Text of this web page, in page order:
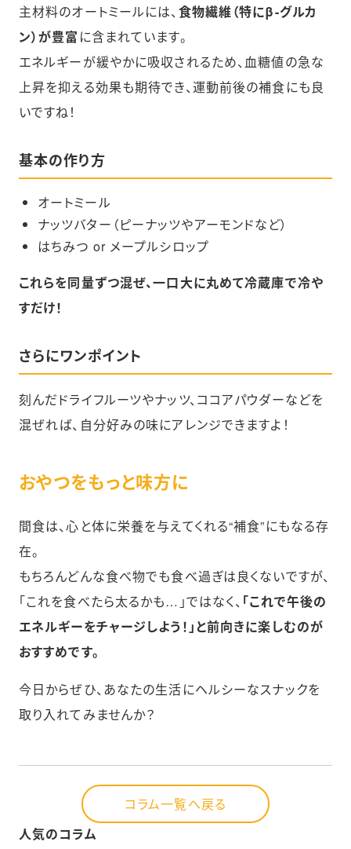
主材料のオートミールには、 食物繊維（特にβ-グルカ
ン）が豊富 に含まれています。
エネルギーが緩やかに吸収されるため、血糖値の急な
上昇を抑える効果も期待でき、運動前後の補食にも良
いですね！
基本の作り方
オートミール
ナッツバター（ピーナッツやアーモンドなど）
はちみつ or メープルシロップ
これらを同量ずつ混ぜ、一口大に丸めて冷蔵庫で冷や
すだけ！
さらにワンポイント
刻んだドライフルーツやナッツ、ココアパウダーなどを
混ぜれば、自分好みの味にアレンジできますよ！
おやつをもっと味方に
間食は、心と体に栄養を与えてくれる“補食”にもなる存
在。
もちろんどんな食べ物でも食べ過ぎは良くないですが、
「これを食べたら太るかも…」ではなく、 「これで午後の
エネルギーをチャージしよう！」と前向きに楽しむのが
おすすめです。
今日からぜひ、あなたの生活にヘルシーなスナックを
取り入れてみませんか？
コラム一覧へ戻る
人気のコラム